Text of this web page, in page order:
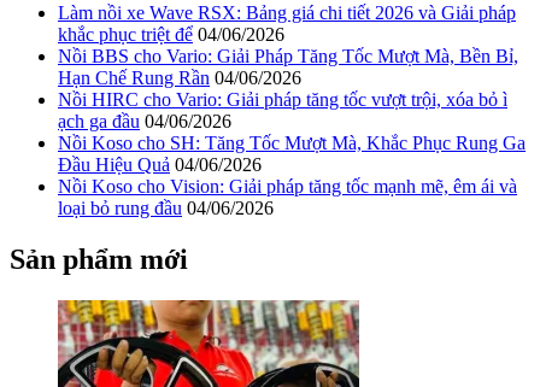
Làm nồi xe Wave RSX: Bảng giá chi tiết 2026 và Giải pháp
khắc phục triệt để 04/06/2026
Nồi BBS cho Vario: Giải Pháp Tăng Tốc Mượt Mà, Bền Bỉ,
Hạn Chế Rung Rần 04/06/2026
Nồi HIRC cho Vario: Giải pháp tăng tốc vượt trội, xóa bỏ ì
ạch ga đầu 04/06/2026
Nồi Koso cho SH: Tăng Tốc Mượt Mà, Khắc Phục Rung Ga
Đầu Hiệu Quả 04/06/2026
Nồi Koso cho Vision: Giải pháp tăng tốc mạnh mẽ, êm ái và
loại bỏ rung đầu 04/06/2026
Sản phẩm mới